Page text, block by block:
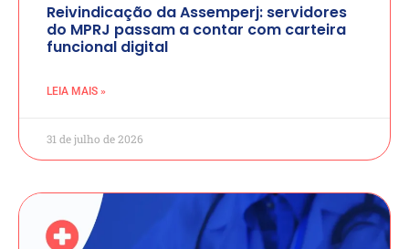
Reivindicação da Assemperj: servidores
do MPRJ passam a contar com carteira
funcional digital
LEIA MAIS »
31 de julho de 2026